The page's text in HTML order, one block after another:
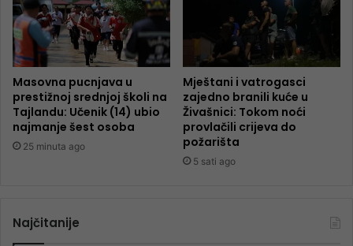
Masovna pucnjava u
prestižnoj srednjoj školi na
Tajlandu: Učenik (14) ubio
najmanje šest osoba
25 minuta ago
Mještani i vatrogasci
zajedno branili kuće u
Živašnici: Tokom noći
provlačili crijeva do
požarišta
5 sati ago
Najčitanije